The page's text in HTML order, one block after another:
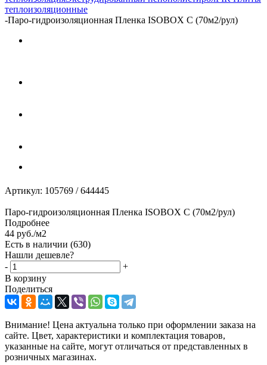
теплоизоляционные
-Паро-гидроизоляционная Пленка ISOBOX С (70м2/рул)
Артикул: 105769 / 644445
Паро-гидроизоляционная Пленка ISOBOX С (70м2/рул)
Подробнее
44 руб./м2
Есть в наличии (630)
Нашли дешевле?
-
+
В корзину
Поделиться
Внимание! Цена актуальна только при оформлении заказа на
сайте. Цвет, характеристики и комплектация товаров,
указанные на сайте, могут отличаться от представленных в
розничных магазинах.